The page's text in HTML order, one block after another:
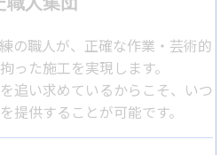
の職人が、正確な作業・芸術的
った施工を実現します。
追い求めているからこそ、いつ
提供することが可能です。